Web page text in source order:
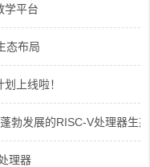
学平台
态布局
上线啦！
发展的RISC-V处理器生态
理器